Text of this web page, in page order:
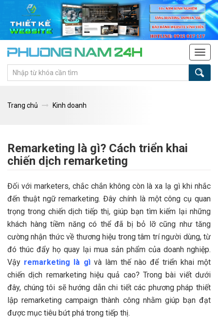
Trang chủ Kinh doanh
Remarketing là gì? Cách triển khai
chiến dịch remarketing
Đối với marketers, chắc chắn không còn là xa lạ gì khi nhắc
đến thuật ngữ remarketing. Đây chính là một công cụ quan
trọng trong chiến dịch tiếp thị, giúp bạn tìm kiếm lại những
khách hàng tiềm năng có thể đã bị bỏ lỡ cũng như tăng
cường nhận thức về thương hiệu trong tâm trí người dùng, từ
đó thúc đẩy họ quay lại mua sản phẩm của doanh nghiệp.
Vậy remarketing là gìvà làm thế nào để triển khai một
chiến dịch remarketing hiệu quả cao? Trong bài viết dưới
đây, chúng tôi sẽ hướng dẫn chi tiết các phương pháp thiết
lập remarketing campaign thành công nhằm giúp bạn đạt
được mục tiêu bứt phá trong tiếp thị.